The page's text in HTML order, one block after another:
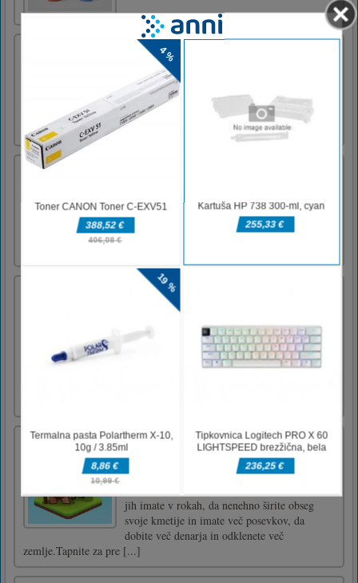
Čarovniški zidovi
Arcade obramba igra z originalno igranje.
Rešite ovce, prekrijte inženirje in počitniške
prikolice, zaščitite balon in držite zlobne
trolove in gobline stran od svojih
vojakov.Miška
lovely animalsDrag the animals to match the
shape
Animals Cards Match
This is educational memory game. In this
game you are asked to open all the cards on
the board. The cards will open when you click
or touch two similar cards continuously. If the
cards are not similar, they will close again. So
Evolucija elementov
Zabavna igra simulacije kmetije, ki zbere več
virov s sajenjem različnih poljščin, uspešno
jih imate v rokah, da nenehno širite obseg
svoje kmetije in imate več posevkov, da
dobite več denarja in odklenete več
zemlje.Tapnite za pre [...]